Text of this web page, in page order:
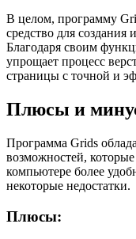
В целом, программу
средство для создания
Благодаря своим
упрощает процесс
страницы с точной и
Плюсы и
Программа Grids
возможностей,
компьютере более
некоторые недостатки.
Плюсы: